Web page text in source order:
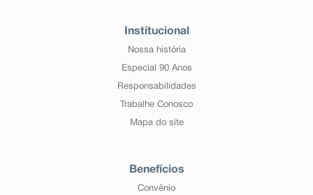
Institucional
Nossa história
Especial 90 Anos
Responsabilidades
Trabalhe Conosco
Mapa do site
Benefícios
Convênio